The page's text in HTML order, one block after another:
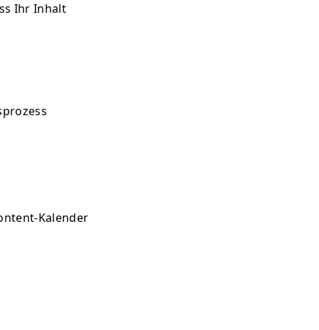
Ihr Inhalt
Kalender